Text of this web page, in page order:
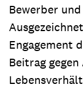
Bewerber
Engagement
Beitrag